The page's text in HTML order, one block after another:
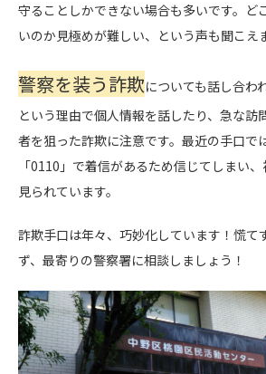
守ることしかできない場合も多いです。ど
いのか見極めが難しい、という声も聞こえ
警察を装う詐欺についても話し合わ
という理由で個人情報を話したり、急な訪
者を狙った詐欺に注意です。最近の手口で
「0110」で着信があるため信じてしまい
見られています。
詐欺手口は年々、巧妙化しています！慌て
ず、最寄りの警察署に相談しましょう！